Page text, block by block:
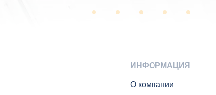
ИНФОРМАЦИЯ
О компании